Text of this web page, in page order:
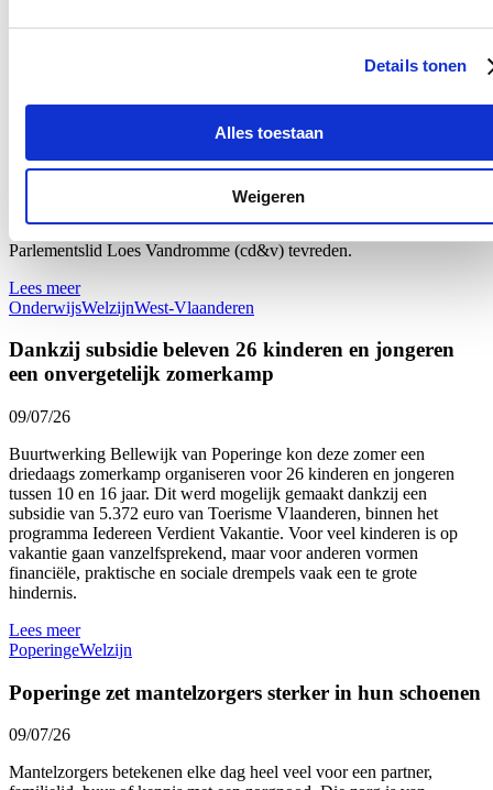
Details tonen
Alles toestaan
Weigeren
schooljaar deel aan ‘Oog voor Lekkers’, het Vlaams-Europese
subsidieprogramma dat gezonde voedingsgewoonten bij kinderen
meer dan drie jaar geleden: een stijging van respectievelijk bijna 9
en bijna 32 procent. “Onze West-Vlaamse scholen bevestigen zo
hun sterk engagement voor gezonde voeding op school én de
verbinding met onze lokale land- en tuinbouw”, zegt Vlaams
Parlementslid Loes Vandromme (cd&v) tevreden.
Lees meer
OnderwijsWelzijnWest-Vlaanderen
Dankzij subsidie beleven 26 kinderen en jongeren
een onvergetelijk zomerkamp
09/07/26
Buurtwerking Bellewijk van Poperinge kon deze zomer een
driedaags zomerkamp organiseren voor 26 kinderen en jongeren
tussen 10 en 16 jaar. Dit werd mogelijk gemaakt dankzij een
subsidie van 5.372 euro van Toerisme Vlaanderen, binnen het
programma Iedereen Verdient Vakantie. Voor veel kinderen is op
vakantie gaan vanzelfsprekend, maar voor anderen vormen
financiële, praktische en sociale drempels vaak een te grote
hindernis.
Lees meer
PoperingeWelzijn
Poperinge zet mantelzorgers sterker in hun schoenen
09/07/26
Mantelzorgers betekenen elke dag heel veel voor een partner,